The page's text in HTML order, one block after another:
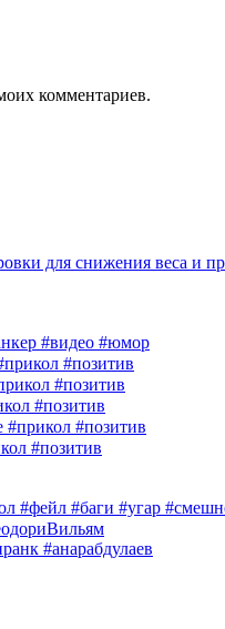
комментариев.
для снижения веса и
#видео #юмор
#позитив
#позитив
#позитив
#позитив
#позитив
#фейл #баги #угар
#анарабдулаев